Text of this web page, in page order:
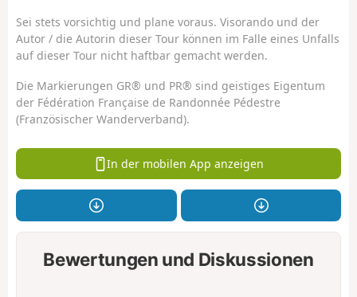
Sei stets vorsichtig und plane voraus. Visorando und der
Autor / die Autorin dieser Tour können im Falle eines Unfalls
auf dieser Tour nicht haftbar gemacht werden.
Die Markierungen GR® und PR® sind geistiges Eigentum
der Fédération Française de Randonnée Pédestre
(Französischer Wanderverband).
In der mobilen App anzeigen
Bewertungen und Diskussionen